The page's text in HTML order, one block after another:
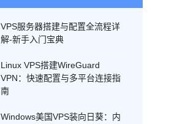
VPS服务器搭建与配置全流程详
解-新手入门宝典
Linux VPS搭建WireGuard
VPN：快速配置与多平台连接指
南
Windows美国VPS装向日葵：内